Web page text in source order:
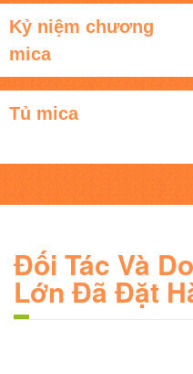
Kỷ niệm chương
mica
Tủ mica
Đối Tác Và
Lớn Đã Đặt